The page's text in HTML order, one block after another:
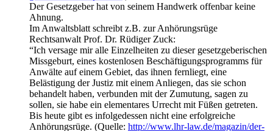
Der Gesetzgeber hat von seinem Handwerk offenbar keine
Ahnung.
Im Anwaltsblatt schreibt z.B. zur Anhörungsrüge
Rechtsanwalt Prof. Dr. Rüdiger Zuck:
“Ich versage mir alle Einzelheiten zu dieser gesetzgeberischen
Missgeburt, eines kostenlosen Beschäftigungsprogramms für
Anwälte auf einem Gebiet, das ihnen fernliegt, eine
Belästigung der Justiz mit einem Anliegen, das sie schon
behandelt haben, verbunden mit der Zumutung, sagen zu
sollen, sie habe ein elementares Urrecht mit Füßen getreten.
Bis heute gibt es infolgedessen nicht eine erfolgreiche
Anhörungsrüge. (Quelle: http://www.lhr-law.de/magazin/der-